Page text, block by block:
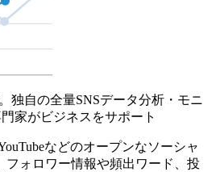
独自の全量SNSデータ分析・モニ
家がビジネスをサポート
などのオープンなソーシャ
フォロワー情報や頻出ワード、投